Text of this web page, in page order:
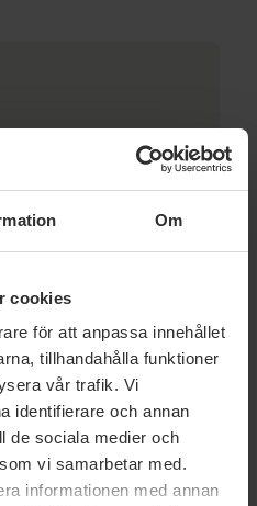
Om
cookies
för att anpassa innehållet
tillhandahålla funktioner
vår trafik. Vi
identifierare och annan
de sociala medier och
vi samarbetar med.
informationen med annan
på dina